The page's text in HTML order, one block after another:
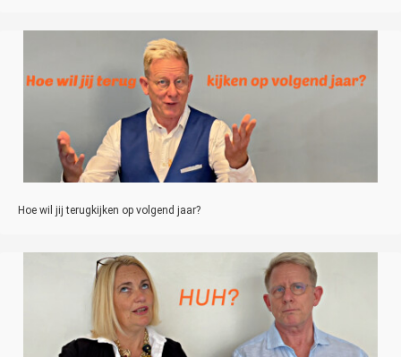
Hoe wil jij terugkijken op volgend jaar?